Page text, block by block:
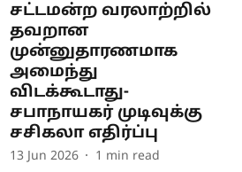
சட்டமன்ற வரலாற்றில்
தவறான
முன்னுதாரணமாக
அமைந்து
விடக்கூடாது-
சபாநாயகர் முடிவுக்கு
சசிகலா எதிர்ப்பு
13 Jun 2026 1 min read